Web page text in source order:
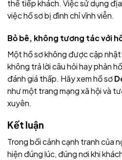
thể tiếp khách. Việc sử dụng
việc hồ sơ bị đình chỉ vĩnh viễn.
Bỏ bê, không tương tác với
Một hồ sơ không được cập
không trả lời câu hỏi hay phản
đánh giá thấp. Hãy xem hồ sơ
như một trang mạng xã hội và
xuyên.
Kết luận
Trong bối cảnh cạnh tranh của
hiện đúng lúc, đúng nơi khi